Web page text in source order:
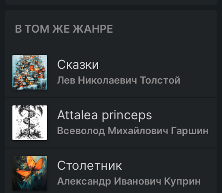
В ТОМ ЖЕ ЖАНРЕ
Сказки
Лев Николаевич Толстой
Attalea princeps
Всеволод Михайлович Гаршин
Столетник
Александр Иванович Куприн